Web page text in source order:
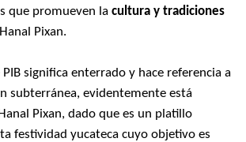
que promueven lacultura y tradiciones
Pixan.
significa enterrado y hace referencia a
subterránea, evidentemente está
Pixan, dado que es un platillo
festividad yucateca cuyo objetivo es